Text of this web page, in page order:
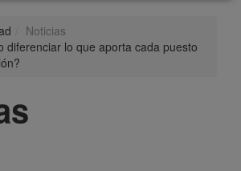
Noticias
diferenciar lo que aporta cada puesto